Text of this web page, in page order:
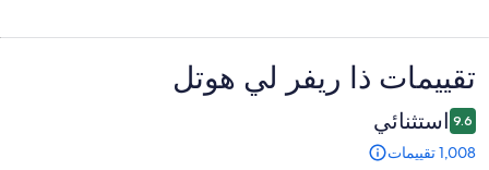
التقييمات
تقييمات ⁦ذا ريفر لي هوتل⁩
9.6 استثنائي
1,008 تقييمات